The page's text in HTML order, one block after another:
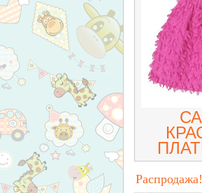
Распродажа!